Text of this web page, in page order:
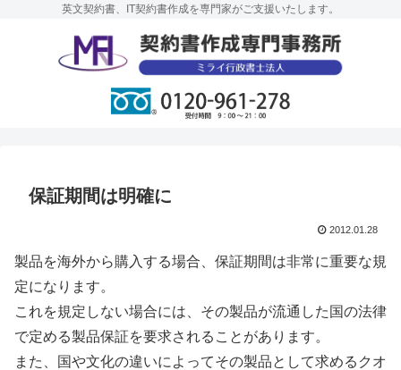
英文契約書、IT契約書作成を専門家がご支援いたします。
保証期間は明確に
2012.01.28
製品を海外から購入する場合、保証期間は非常に重要な規
定になります。
これを規定しない場合には、その製品が流通した国の法律
で定める製品保証を要求されることがあります。
また、国や文化の違いによってその製品として求めるクオ